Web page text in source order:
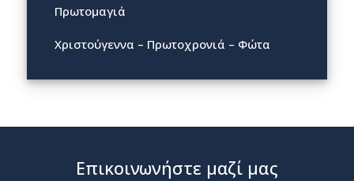
Πρωτομαγιά
Χριστούγεννα – Πρωτοχρονιά – Φώτα
Επικοινωνήστε μαζί μας